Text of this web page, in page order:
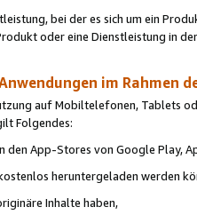
bei der es sich um ein
oder eine Dienstleistung in
im Rahmen
auf Mobiltelefonen, Tablets
Folgendes:
den App-Stores von Google Play,
heruntergeladen werden
Inhalte haben,